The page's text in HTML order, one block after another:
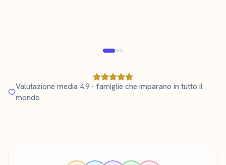
Valutazione media 4.9 · famiglie che imparano in tutto il
mondo